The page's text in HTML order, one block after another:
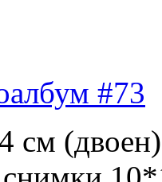
#73
см (двоен)